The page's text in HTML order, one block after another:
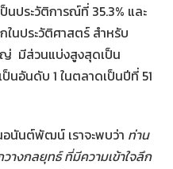
นประวัติการณ์ที่ 35.3% และ
ในประวัติศาสตร์ สำหรับ
มีส่วนแบ่งสูงสุดเป็น
นอันดับ 1 ในตลาดเป็นปีที่ 51
นันต์พัฒน์ เราจะพบว่า ท่าน
งกลยุทธ์ ที่มีความเข้าใจลึก